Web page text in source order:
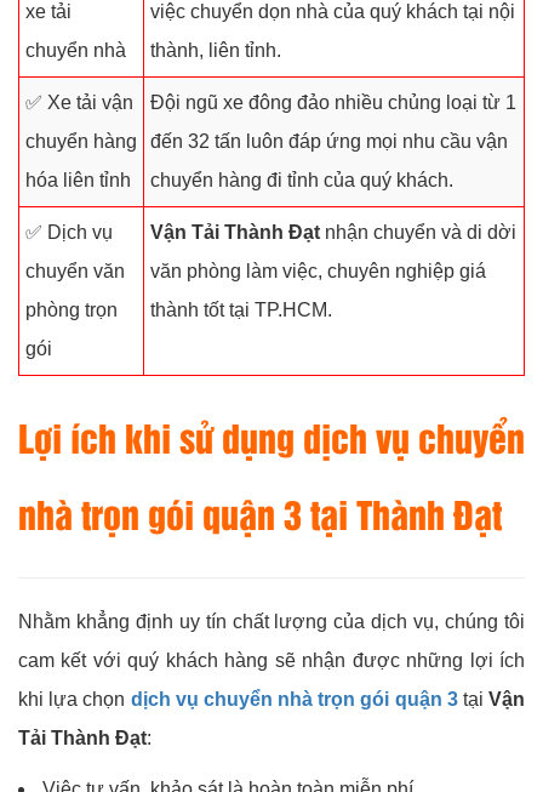
xe tải
chuyển nhà
việc chuyển dọn nhà của quý khách tại nội
thành, liên tỉnh.
✅ Xe tải vận
chuyển hàng
hóa liên tỉnh
Đội ngũ xe đông đảo nhiều chủng loại từ 1
đến 32 tấn luôn đáp ứng mọi nhu cầu vận
chuyển hàng đi tỉnh của quý khách.
✅ Dịch vụ
chuyển văn
phòng trọn
gói
Vận Tải Thành Đạt nhận chuyển và di dời
văn phòng làm việc, chuyên nghiệp giá
thành tốt tại TP.HCM.
Lợi ích khi sử dụng dịch vụ chuyển
nhà trọn gói quận 3 tại Thành Đạt
Nhằm khẳng định uy tín chất lượng của dịch vụ, chúng tôi
cam kết với quý khách hàng sẽ nhận được những lợi ích
khi lựa chọn dịch vụ chuyển nhà trọn gói quận 3tạiVận
Tải Thành Đạt: